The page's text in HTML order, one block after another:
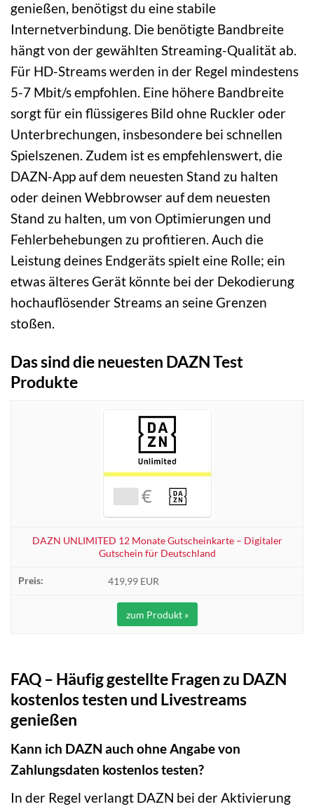
genießen, benötigst du eine stabile
Internetverbindung. Die benötigte Bandbreite
hängt von der gewählten Streaming-Qualität ab.
Für HD-Streams werden in der Regel mindestens
5-7 Mbit/s empfohlen. Eine höhere Bandbreite
sorgt für ein flüssigeres Bild ohne Ruckler oder
Unterbrechungen, insbesondere bei schnellen
Spielszenen. Zudem ist es empfehlenswert, die
DAZN-App auf dem neuesten Stand zu halten
oder deinen Webbrowser auf dem neuesten
Stand zu halten, um von Optimierungen und
Fehlerbehebungen zu profitieren. Auch die
Leistung deines Endgeräts spielt eine Rolle; ein
etwas älteres Gerät könnte bei der Dekodierung
hochauflösender Streams an seine Grenzen
stoßen.
Das sind die neuesten DAZN Test
Produkte
DAZN UNLIMITED 12 Monate Gutscheinkarte – Digitaler
Gutschein für Deutschland
419,99 EUR
zum Produkt »
FAQ – Häufig gestellte Fragen zu DAZN
kostenlos testen und Livestreams
genießen
Kann ich DAZN auch ohne Angabe von
Zahlungsdaten kostenlos testen?
In der Regel verlangt DAZN bei der Aktivierung